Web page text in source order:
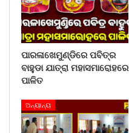
ପାରଳାଖେମୁଣ୍ଡିରେ ପବିତ୍ର
ବାହୁଡା ଯାତ୍ରା ମହାସମାରୋହରେ
ପାଳିତ
ଅନ୍ୟାନ୍ୟ